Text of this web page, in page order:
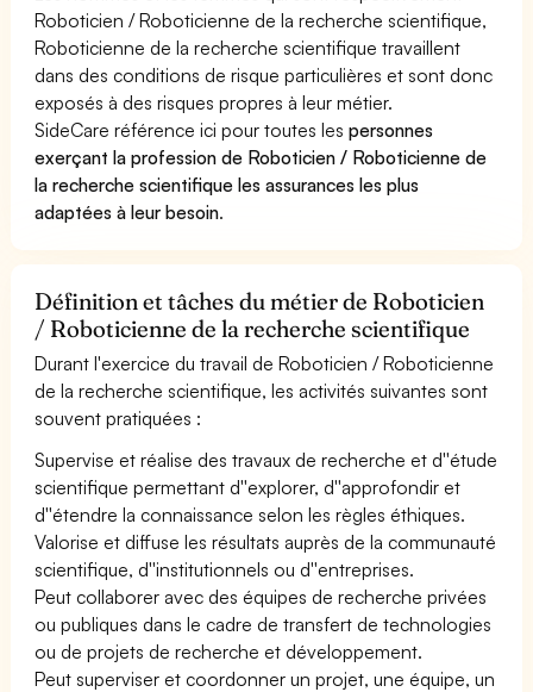
Roboticien / Roboticienne de la recherche scientifique,
Roboticienne de la recherche scientifique travaillent
dans des conditions de risque particulières et sont donc
exposés à des risques propres à leur métier.
SideCare référence ici pour toutes lespersonnes
exerçant la profession de Roboticien / Roboticienne de
la recherche scientifique les assurances les plus
adaptées à leur besoin.
Définition et tâches du métier de Roboticien
/ Roboticienne de la recherche scientifique
Durant l'exercice du travail de Roboticien / Roboticienne
de la recherche scientifique, les activités suivantes sont
souvent pratiquées :
Supervise et réalise des travaux de recherche et d''étude
scientifique permettant d''explorer, d''approfondir et
d''étendre la connaissance selon les règles éthiques.
Valorise et diffuse les résultats auprès de la communauté
scientifique, d''institutionnels ou d''entreprises.
Peut collaborer avec des équipes de recherche privées
ou publiques dans le cadre de transfert de technologies
ou de projets de recherche et développement.
Peut superviser et coordonner un projet, une équipe, un